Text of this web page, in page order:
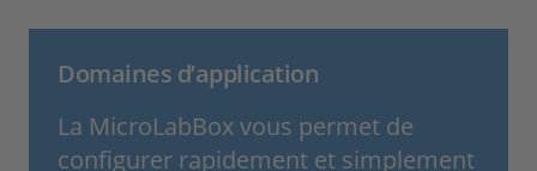
Domaines d’application
La MicroLabBox vous permet de
configurer rapidement et simplement